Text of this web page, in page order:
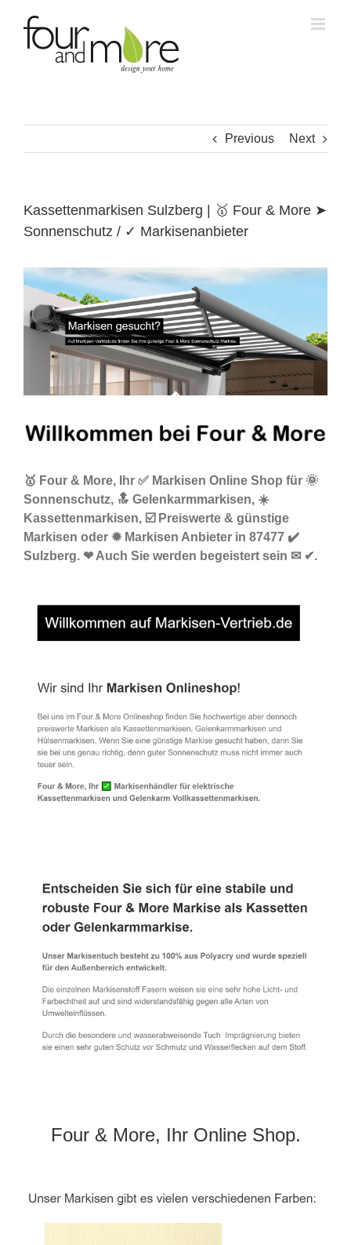
content
Previous Next
Kassettenmarkisen Sulzberg | 🥇 Four & More ➤
Sonnenschutz / ✓ Markisenanbieter
🥇 Four & More, Ihr ✅ Markisen Online Shop für 🌞
Sonnenschutz, 🔝 Gelenkarmmarkisen, ☀️
Kassettenmarkisen, ☑️ Preiswerte & günstige
Markisen oder ✹ Markisen Anbieter in 87477 ✔️
Sulzberg. ❤ Auch Sie werden begeistert sein ✉ ✔.
Four & More, Ihr Online Shop.